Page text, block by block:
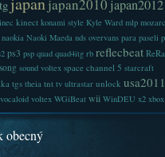
japan2010 japan2012
kinect konami style Kyle Ward mlp mozarc
naokia Naoki Maeda nds overvans para paseli
ps3 psp quad quad4itg rb reflecbeat
song sound voltex space channel 5 starcraft
tgs theia tnt tv ultrastar unlock usa2011
vocaloid voltex WGiBeat wii WinDEU x2 xbox
obecný